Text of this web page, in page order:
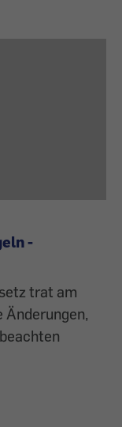
-
trat am
Änderungen,